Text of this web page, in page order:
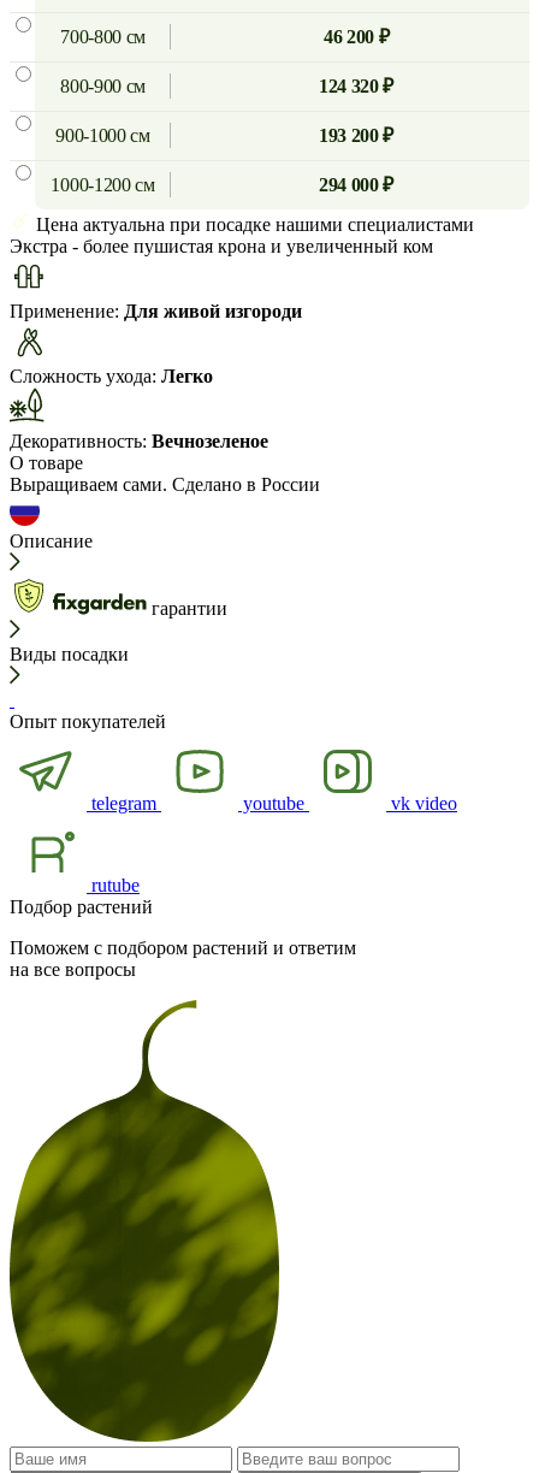
700-800 см 46 200 ₽
800-900 см 124 320 ₽
900-1000 см 193 200 ₽
1000-1200 см
294 000 ₽
Цена актуальна при посадке нашими специалистами
Экстра - более пушистая крона и увеличенный ком
Применение: Для живой изгороди
Сложность ухода: Легко
Декоративность: Вечнозеленое
О товаре
Выращиваем сами. Сделано в России
Описание
гарантии
Виды посадки
Опыт покупателей
telegram youtube vk video
rutube
Подбор растений
Поможем с подбором растений и ответим
на все вопросы